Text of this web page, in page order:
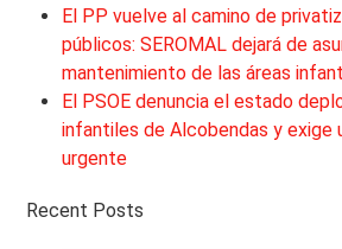
El PP vuelve al camino de
públicos: SEROMAL dejará de
mantenimiento de las áreas
El PSOE denuncia el estado
infantiles de Alcobendas y exige
urgente
Recent Posts